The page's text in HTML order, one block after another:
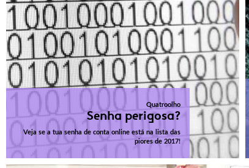
Quatroolho
Senha perigosa?
Veja se a tua senha de conta online está na lista das
piores de 2017!